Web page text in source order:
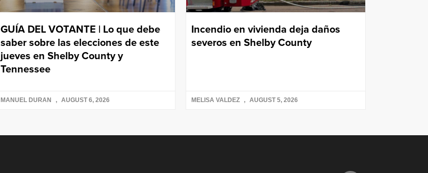
GUÍA DEL VOTANTE | Lo que debe
saber sobre las elecciones de este
jueves en Shelby County y
Tennessee
MANUEL DURAN AUGUST 6, 2026
Incendio en vivienda deja daños
severos en Shelby County
MELISA VALDEZ AUGUST 5, 2026